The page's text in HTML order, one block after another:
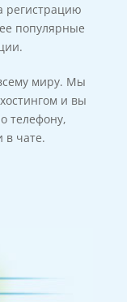
регистрацию
популярные
миру. Мы
и вы
телефону,
в чате.